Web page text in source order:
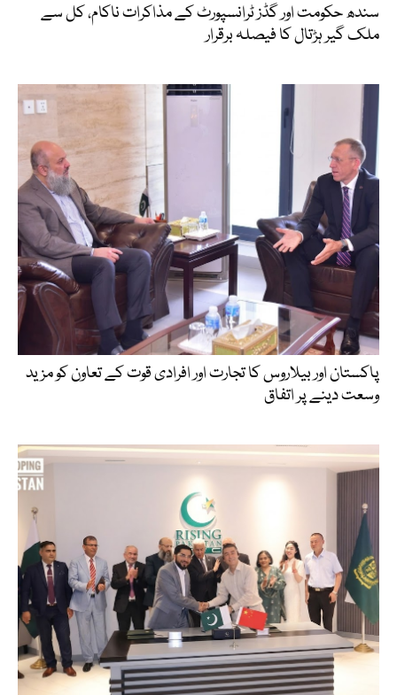
سندھ حکومت اور گڈز ٹرانسپورٹ کے مذاکرات ناکام، کل سے
ملک گیر ہڑتال کا فیصلہ برقرار
پاکستان اور بیلاروس کا تجارت اور افرادی قوت کے تعاون کو مزید
وسعت دینے پر اتفاق